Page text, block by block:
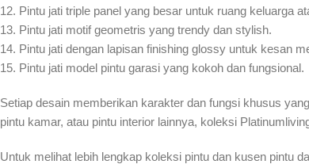
12. Pintu jati triple panel yang besar untuk ruang keluarga
13. Pintu jati motif geometris yang trendy dan stylish.
14. Pintu jati dengan lapisan finishing glossy untuk kesan
15. Pintu jati model pintu garasi yang kokoh dan fungsional.
Setiap desain memberikan karakter dan fungsi khusus
pintu kamar, atau pintu interior lainnya, koleksi
Untuk melihat lebih lengkap koleksi pintu dan kusen pintu